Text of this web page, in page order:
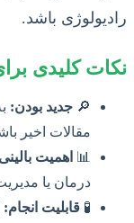
رادیولوژی باشد.
نکات کلیدی
🔎 جدید بودن:
مقالات اخیر
📊
اهمیت
درمان یا
🧪 قابلیت انجام: